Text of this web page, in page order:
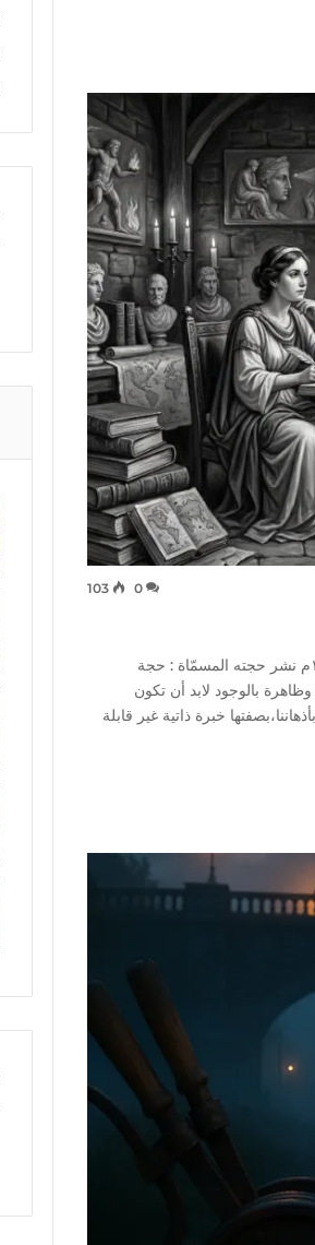
0
103
الفيلسوف الإسترالي فرانك جاكسون في ورقته “Epiphenomenal Qualia” عام ١٩٨٢م نشر حجته المسمّاة : حجة
بالوجود لابد أن تكون
خبرة ذاتية غير قابلة